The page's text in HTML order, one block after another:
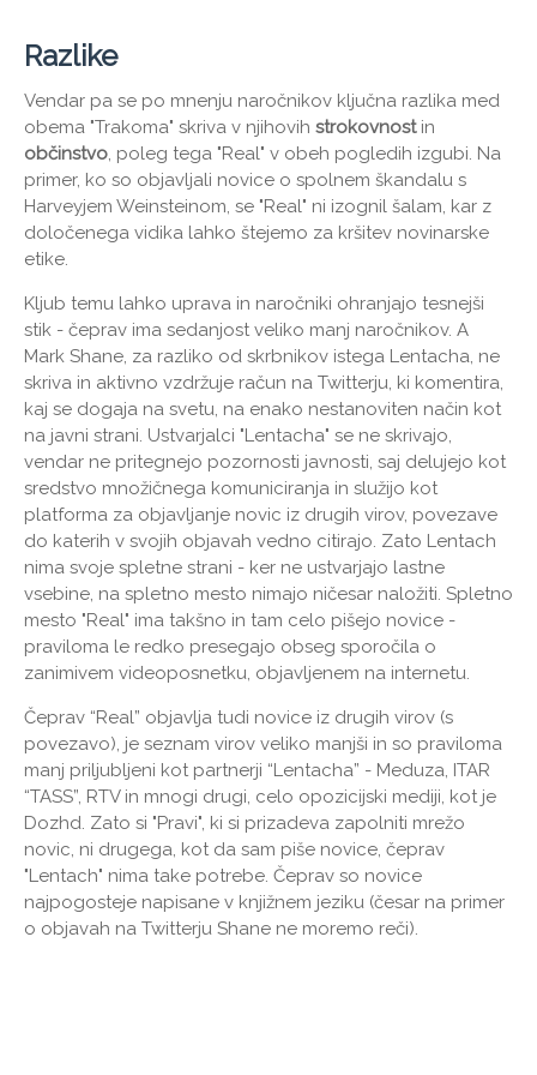
Razlike
Vendar pa se po mnenju naročnikov ključna razlika med
obema "Trakoma" skriva v njihovih strokovnostin
občinstvo , poleg tega "Real" v obeh pogledih izgubi. Na
primer, ko so objavljali novice o spolnem škandalu s
Harveyjem Weinsteinom, se "Real" ni izognil šalam, kar z
določenega vidika lahko štejemo za kršitev novinarske
etike.
Kljub temu lahko uprava in naročniki ohranjajo tesnejši
stik - čeprav ima sedanjost veliko manj naročnikov. A
Mark Shane, za razliko od skrbnikov istega Lentacha, ne
skriva in aktivno vzdržuje račun na Twitterju, ki komentira,
kaj se dogaja na svetu, na enako nestanoviten način kot
na javni strani. Ustvarjalci "Lentacha" se ne skrivajo,
vendar ne pritegnejo pozornosti javnosti, saj delujejo kot
sredstvo množičnega komuniciranja in služijo kot
platforma za objavljanje novic iz drugih virov, povezave
do katerih v svojih objavah vedno citirajo. Zato Lentach
nima svoje spletne strani - ker ne ustvarjajo lastne
vsebine, na spletno mesto nimajo ničesar naložiti. Spletno
mesto "Real" ima takšno in tam celo pišejo novice -
praviloma le redko presegajo obseg sporočila o
zanimivem videoposnetku, objavljenem na internetu.
Čeprav “Real” objavlja tudi novice iz drugih virov (s
povezavo), je seznam virov veliko manjši in so praviloma
manj priljubljeni kot partnerji “Lentacha” - Meduza, ITAR
“TASS”, RTV in mnogi drugi, celo opozicijski mediji, kot je
Dozhd. Zato si "Pravi", ki si prizadeva zapolniti mrežo
novic, ni drugega, kot da sam piše novice, čeprav
"Lentach" nima take potrebe. Čeprav so novice
najpogosteje napisane v knjižnem jeziku (česar na primer
o objavah na Twitterju Shane ne moremo reči).